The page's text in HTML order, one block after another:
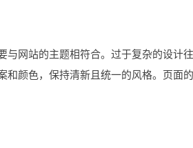
网站的主题相符合。过于复杂的设计
和颜色，保持清新且统一的风格。页面